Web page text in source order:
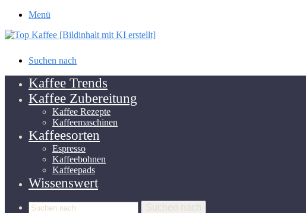
Menü
Suchen nach
Kaffee Trends
Kaffee Zubereitung
Kaffee Rezepte
Kaffeemaschinen
Kaffeesorten
Espresso
Kaffeebohnen
Kaffeepads
Wissenswert
Suchen nach